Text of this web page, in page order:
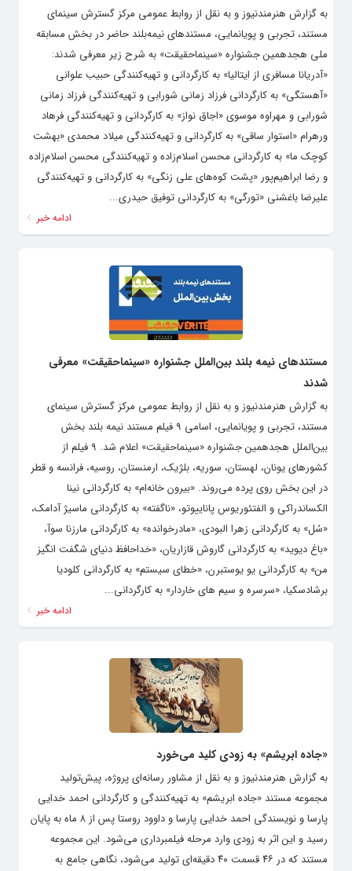
به گزارش هنرمندنیوز و به نقل از روابط عمومی مرکز گسترش سینمای
مستند، تجربی و پویانمایی، مستندهای نیمه‌بلند حاضر در بخش مسابقه
ملی هجدهمین جشنواره «سینماحقیقت» به شرح زیر معرفی شدند:
«آدریانا مسافری از ایتالیا» به کارگردانی و تهیه‌کنندگی حبیب علوانی
«آهستگی» به کارگردانی فرزاد زمانی شورابی و تهیه‌کنندگی فرزاد زمانی
شورابی و مهراوه موسوی «اجاق نواز» به کارگردانی و تهیه‌کنندگی فرهاد
ورهرام «استوار ساقی» به کارگردانی و تهیه‌کنندگی میلاد محمدی «بهشت
کوچک ما» به کارگردانی محسن اسلام‌زاده و تهیه‌کنندگی محسن اسلام‌زاده
و رضا ابراهیم‌پور «پشت کوه‌های علی زنگی» به کارگردانی و تهیه‌کنندگی
علیرضا باغشنی «تورگی» به کارگردانی توفیق حیدری...
ادامه خبر
مستندهای نیمه بلند بین‌الملل جشنواره «سینماحقیقت» معرفی
شدند
به گزارش هنرمندنیوز و به نقل از روابط عمومی مرکز گسترش سینمای
مستند، تجربی و پویانمایی، اسامی ۹ فیلم مستند نیمه بلند بخش
بین‌الملل هجدهمین جشنواره «سینماحقیقت» اعلام شد. ۹ فیلم از
کشورهای یونان، لهستان، سوریه، بلژیک، ارمنستان، روسیه، فرانسه و قطر
در این بخش روی پرده می‌روند. «بیرون خانه‌ام» به کارگردانی نینا
الکساندراکی و الفتئوریوس پاناییوتو، «ناگفته» به کارگردانی ماسیژ آدامک،
«سُل» به کارگردانی زهرا البودی، «مادرخوانده» به کارگردانی مارزنا سوآ،
«باغ دیوید» به کارگردانی گاروش قازاریان، «خداحافظ دنیای شگفت انگیز
من» به کارگردانی یو یوستبرن، «خطای سیستم» به کارگردانی کلودیا
برشادسکیا، «سرسره و سیم های خاردار» به کارگردانی...
ادامه خبر
«جاده ابریشم» به زودی کلید می‌خورد
به گزارش هنرمندنیوز و به نقل از مشاور رسانه‌ای پروژه، پیش‌تولید
مجموعه مستند «جاده ابریشم» به تهیه‌کنندگی و کارگردانی احمد خدایی
پارسا و نویسندگی احمد خدایی پارسا و داوود روستا پس از ۸ ماه به پایان
رسید و این اثر به زودی وارد مرحله فیلمبرداری می‌شود. این مجموعه
مستند که در ۴۶ قسمت ۴۰ دقیقه‌ای تولید می‌شود، نگاهی جامع به